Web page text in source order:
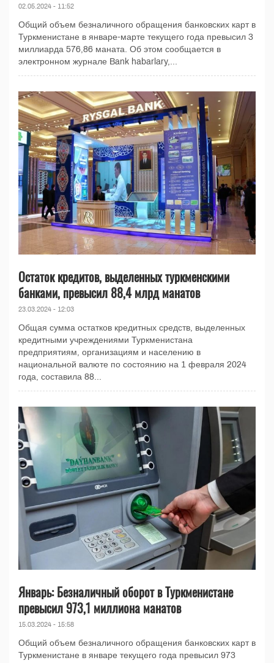
02.05.2024 - 11:52
Общий объем безналичного обращения банковских карт в
Туркменистане в январе-марте текущего года превысил 3
миллиарда 576,86 маната. Об этом сообщается в
электронном журнале Bank habarlary,...
Остаток кредитов, выделенных туркменскими
банками, превысил 88,4 млрд манатов
23.03.2024 - 12:03
Общая сумма остатков кредитных средств, выделенных
кредитными учреждениями Туркменистана
предприятиям, организациям и населению в
национальной валюте по состоянию на 1 февраля 2024
года, составила 88...
Январь: Безналичный оборот в Туркменистане
превысил 973,1 миллиона манатов
15.03.2024 - 15:58
Общий объем безналичного обращения банковских карт в
Туркменистане в январе текущего года превысил 973